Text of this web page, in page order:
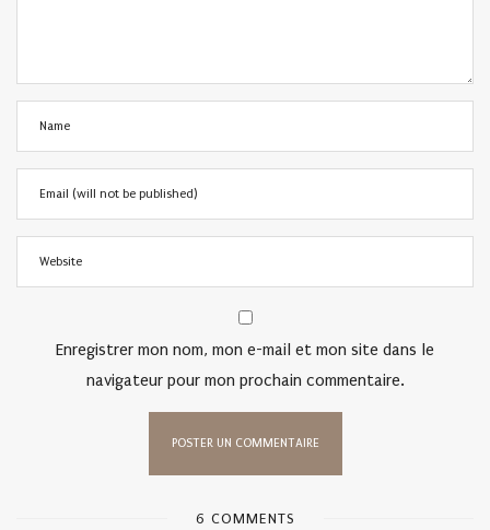
Enregistrer mon nom, mon e-mail et mon site dans le
navigateur pour mon prochain commentaire.
6 COMMENTS